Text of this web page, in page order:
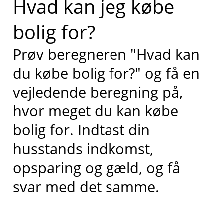
Hvad kan jeg købe
bolig for?
Prøv beregneren "Hvad kan
du købe bolig for?" og få en
vejledende beregning på,
hvor meget du kan købe
bolig for. Indtast din
husstands indkomst,
opsparing og gæld, og få
svar med det samme.